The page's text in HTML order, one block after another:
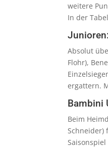
weitere
In der
Junioren:
Absolut
Flohr),
ergattern.
Bambini
Beim
Schneider)